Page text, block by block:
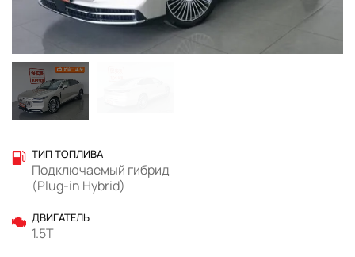
ТИП ТОПЛИВА
Подключаемый гибрид
(Plug-in Hybrid)
ДВИГАТЕЛЬ
1.5T